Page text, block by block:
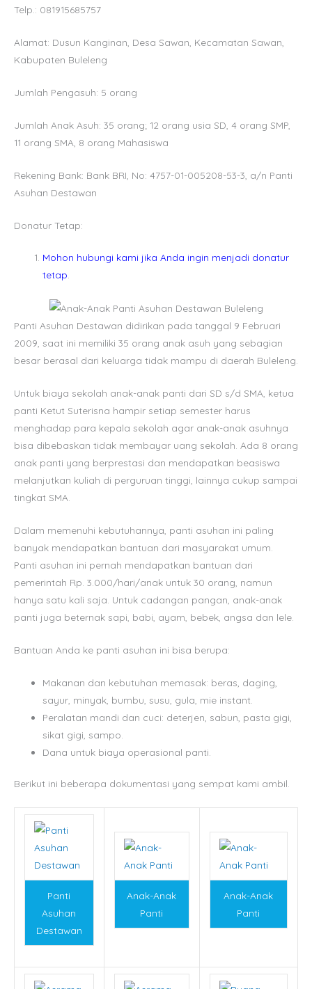
Telp.: 081915685757
Alamat: Dusun Kanginan, Desa Sawan, Kecamatan Sawan,
Kabupaten Buleleng
Jumlah Pengasuh: 5 orang
Jumlah Anak Asuh: 35 orang; 12 orang usia SD, 4 orang SMP,
11 orang SMA, 8 orang Mahasiswa
Rekening Bank: Bank BRI, No: 4757-01-005208-53-3, a/n Panti
Asuhan Destawan
Donatur Tetap:
Mohon hubungi kami jika Anda ingin menjadi donatur
tetap.
Panti Asuhan Destawan didirikan pada tanggal 9 Februari
2009, saat ini memiliki 35 orang anak asuh yang sebagian
besar berasal dari keluarga tidak mampu di daerah Buleleng.
Untuk biaya sekolah anak-anak panti dari SD s/d SMA, ketua
panti Ketut Suterisna hampir setiap semester harus
menghadap para kepala sekolah agar anak-anak asuhnya
bisa dibebaskan tidak membayar uang sekolah. Ada 8 orang
anak panti yang berprestasi dan mendapatkan beasiswa
melanjutkan kuliah di perguruan tinggi, lainnya cukup sampai
tingkat SMA.
Dalam memenuhi kebutuhannya, panti asuhan ini paling
banyak mendapatkan bantuan dari masyarakat umum.
Panti asuhan ini pernah mendapatkan bantuan dari
pemerintah Rp. 3.000/hari/anak untuk 30 orang, namun
hanya satu kali saja. Untuk cadangan pangan, anak-anak
panti juga beternak sapi, babi, ayam, bebek, angsa dan lele.
Bantuan Anda ke panti asuhan ini bisa berupa:
Makanan dan kebutuhan memasak: beras, daging,
sayur, minyak, bumbu, susu, gula, mie instant.
Peralatan mandi dan cuci: deterjen, sabun, pasta gigi,
sikat gigi, sampo.
Dana untuk biaya operasional panti.
Berikut ini beberapa dokumentasi yang sempat kami ambil.
Panti
Asuhan
Destawan
Anak-Anak
Panti
Anak-Anak
Panti